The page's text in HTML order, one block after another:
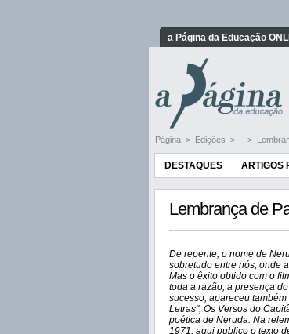
a Página da Educação
Página > Edições > - >
DESTAQUES ARTIGOS
Lembrança de
De repente, o nome de
sobretudo entre nós, onde
Mas o êxito obtido com o
toda a razão, a presença
sucesso, apareceu
Letras", Os Versos do
poética de Neruda. Na
1971, aqui publico o texto